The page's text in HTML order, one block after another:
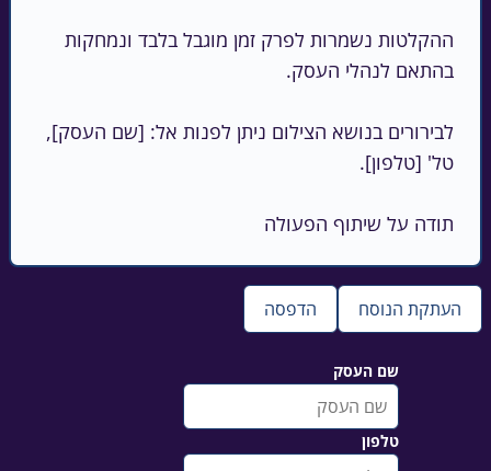
תודה על שיתוף הפעולה
העתקת הנוסח הדפסה
שם העסק
טלפון